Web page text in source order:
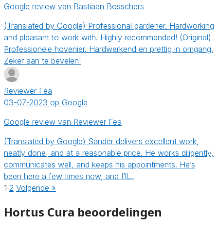
Google review van Bastiaan Bosschers
(Translated by Google) Professional gardener. Hardworking
and pleasant to work with. Highly recommended! (Original)
Professionele hovenier. Hardwerkend en prettig in omgang.
Zeker aan te bevelen!
Reviewer Fea
03-07-2023 op Google
Google review van Reviewer Fea
(Translated by Google) Sander delivers excellent work,
neatly done, and at a reasonable price. He works diligently,
communicates well, and keeps his appointments. He’s
been here a few times now, and I’ll…
1 2 Volgende »
Hortus Cura beoordelingen